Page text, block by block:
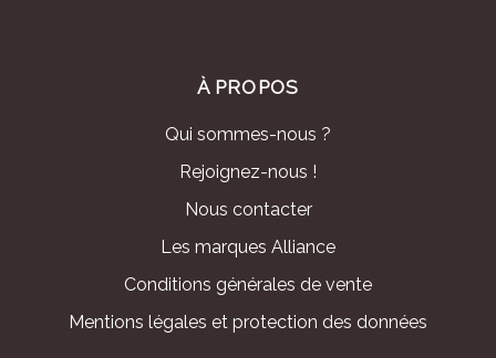
À PROPOS
Qui sommes-nous ?
Rejoignez-nous !
Nous contacter
Les marques Alliance
Conditions générales de vente
Mentions légales et protection des données